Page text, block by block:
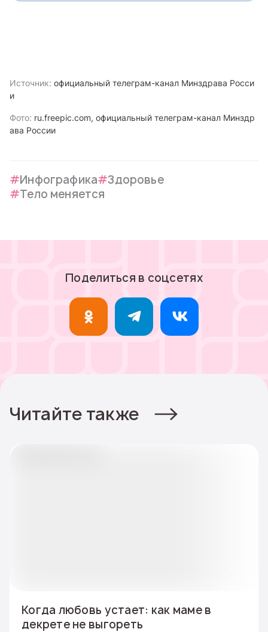
Источник: официальный телеграм-канал Минздрава Росси
и
Фото: ru.freepic.com, официальный телеграм-канал Минздр
ава России
Инфографика
Здоровье
Тело меняется
Поделиться в соцсетях
Читайте также
Когда любовь устает: как маме в
декрете не выгореть